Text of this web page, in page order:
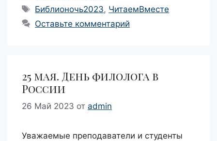
Метки
Библионочь2023, ЧитаемВместе
Оставьте комментарий
25 мая. День филолога в
России
26 Май 2023 от admin
Уважаемые преподаватели и студенты